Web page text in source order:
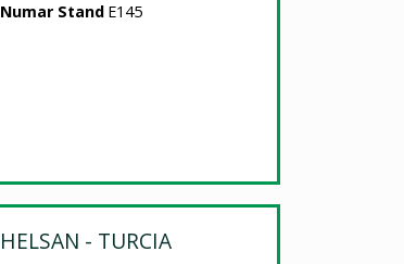
Numar Stand E145
HELSAN - TURCIA